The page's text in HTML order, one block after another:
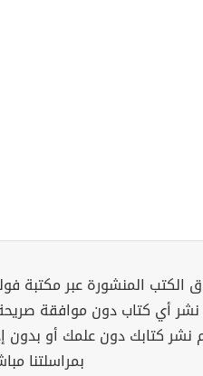
الكتب المنشورة عبر مكتبة
نشر أي كتاب دون موافقة
نشر كتابك دون علمك أو بدون
بمراسلتنا